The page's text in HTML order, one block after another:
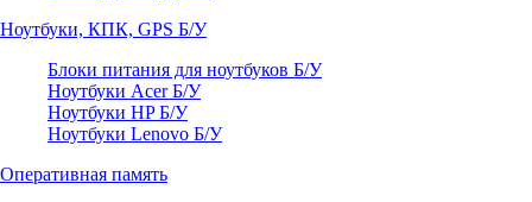
Ноутбуки, КПК, GPS Б/У
Блоки питания для ноутбуков Б/У
Ноутбуки Acer Б/У
Ноутбуки HP Б/У
Ноутбуки Lenovo Б/У
Оперативная память